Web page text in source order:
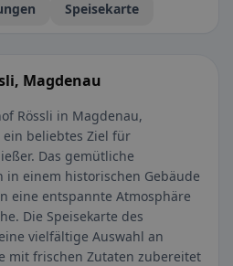
Speisekarte
Magdenau
Rössli in Magdenau,
ein beliebtes Ziel für
Das gemütliche
in einem historischen Gebäude
eine entspannte Atmosphäre
Die Speisekarte des
vielfältige Auswahl an
mit frischen Zutaten zubereitet